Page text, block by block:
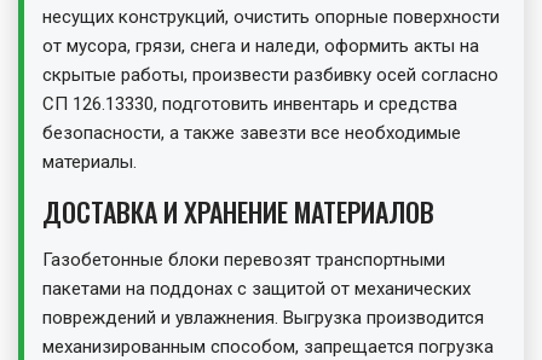
несущих конструкций, очистить опорные поверхности
от мусора, грязи, снега и наледи, оформить акты на
скрытые работы, произвести разбивку осей согласно
СП 126.13330, подготовить инвентарь и средства
безопасности, а также завезти все необходимые
материалы.
ДОСТАВКА И ХРАНЕНИЕ МАТЕРИАЛОВ
Газобетонные блоки перевозят транспортными
пакетами на поддонах с защитой от механических
повреждений и увлажнения. Выгрузка производится
механизированным способом, запрещается погрузка